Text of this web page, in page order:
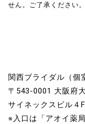
せん。ご了承ください。
関西ブライダル（個
〒543-0001 大阪府
サイネックスビル４F
※入口は「アオイ薬